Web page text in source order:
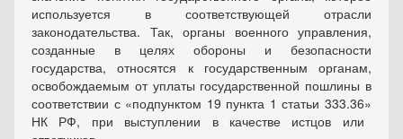
используется в соответствующей отрасли
законодательства. Так, органы военного управления,
созданные в целях обороны и безопасности
государства, относятся к государственным органам,
освобождаемым от уплаты государственной пошлины в
соответствии с
подпунктом 19 пункта 1 статьи 333.36
НК РФ, при выступлении в качестве истцов или